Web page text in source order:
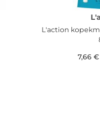
L'action
7,66 €